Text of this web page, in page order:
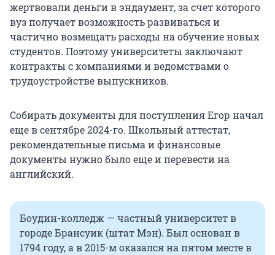
жертвовали деньги в эндаумент, за счет которого
вуз получает возможность развиваться и
частично возмещать расходы на обучение новых
студентов. Поэтому университеты заключают
контракты с компаниями и ведомствами о
трудоустройстве выпускников.
Собирать документы для поступления Егор начал
еще в сентябре 2024-го. Школьный аттестат,
рекомендательные письма и финансовые
документы нужно было еще и перевести на
английский.
Боудин-колледж — частный университет в
городе Брансуик (штат Мэн). Был основан в
1794 году, а в 2015-м оказался на пятом месте в